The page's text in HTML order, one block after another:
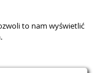
to nam wyświetlić